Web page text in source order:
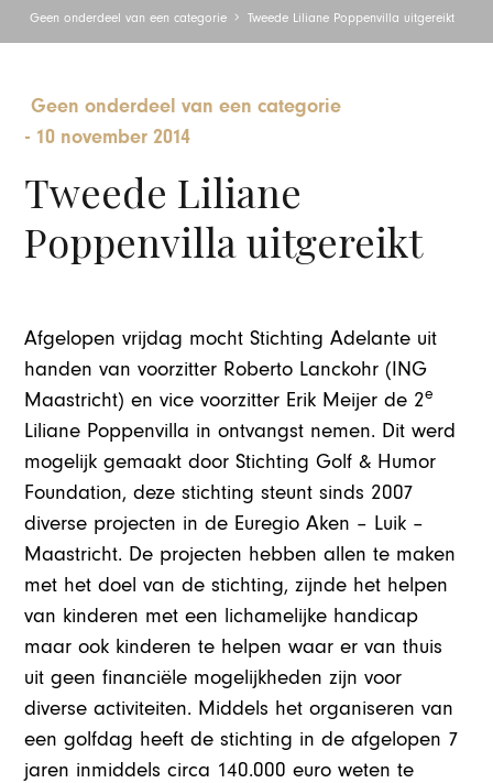
Geen onderdeel van een categorie Tweede Liliane Poppenvilla uitgereikt
Geen onderdeel van een categorie
- 10 november 2014
Tweede Liliane
Poppenvilla uitgereikt
Afgelopen vrijdag mocht Stichting Adelante uit
handen van voorzitter Roberto Lanckohr (ING
Maastricht) en vice voorzitter Erik Meijer de 2e
Liliane Poppenvilla in ontvangst nemen. Dit werd
mogelijk gemaakt door Stichting Golf & Humor
Foundation, deze stichting steunt sinds 2007
diverse projecten in de Euregio Aken – Luik –
Maastricht. De projecten hebben allen te maken
met het doel van de stichting, zijnde het helpen
van kinderen met een lichamelijke handicap
maar ook kinderen te helpen waar er van thuis
uit geen financiële mogelijkheden zijn voor
diverse activiteiten. Middels het organiseren van
een golfdag heeft de stichting in de afgelopen 7
jaren inmiddels circa 140.000 euro weten te